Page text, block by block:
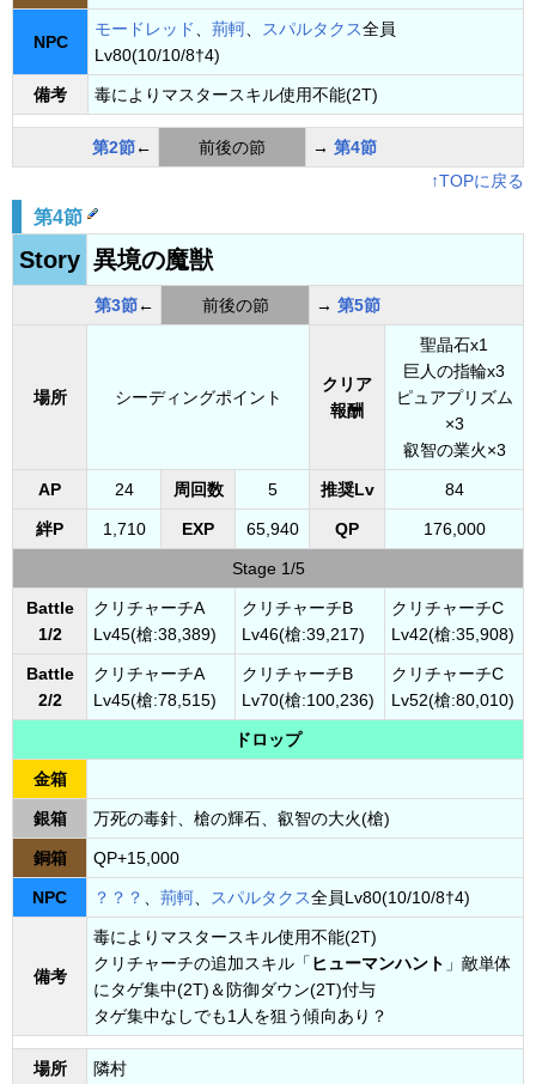
NPC
モードレッド 荊軻 スパルタクス全員
Lv80(10/10/8†4)
備考 毒によりマスタースキル使用不能(2T)
第2節← 前後の節 → 第4節
↑TOPに戻る
第4節
Story 異境の魔獣
第3節← 前後の節 → 第5節
場所 シーディングポイント
クリア
報酬
聖晶石x1
巨人の指輪x3
ピュアプリズム
×3
叡智の業火×3
AP 24 周回数 5 推奨Lv 84
絆P 1,710 EXP 65,940 QP 176,000
Stage 1/5
Battle
1/2
クリチャーチA
Lv45(槍:38,389)
クリチャーチB
Lv46(槍:39,217)
クリチャーチC
Lv42(槍:35,908)
Battle
2/2
クリチャーチA
Lv45(槍:78,515)
クリチャーチB
Lv70(槍:100,236)
クリチャーチC
Lv52(槍:80,010)
ドロップ
金箱
銀箱 万死の毒針、槍の輝石、叡智の大火(槍)
銅箱 QP+15,000
NPC ？？？ 荊軻 スパルタクス全員Lv80(10/10/8†4)
備考
毒によりマスタースキル使用不能(2T)
クリチャーチの追加スキル「 ヒューマンハント 」敵単体
にタゲ集中(2T)＆防御ダウン(2T)付与
タゲ集中なしでも1人を狙う傾向あり？
場所 隣村